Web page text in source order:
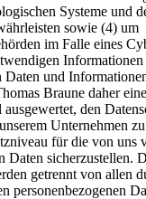
Systeme und
sowie (4) um
im Falle eines
Informationen
Daten und
Braune daher
den
Unternehmen
für die von uns
Daten sicherzustellen.
getrennt von allen
personenbezogenen